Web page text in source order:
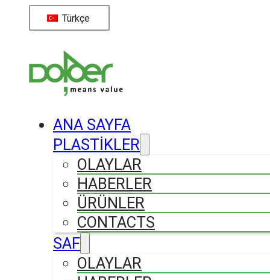
Türkçe
ANA SAYFA
PLASTİKLER
OLAYLAR
HABERLER
ÜRÜNLER
CONTACTS
SAF
OLAYLAR